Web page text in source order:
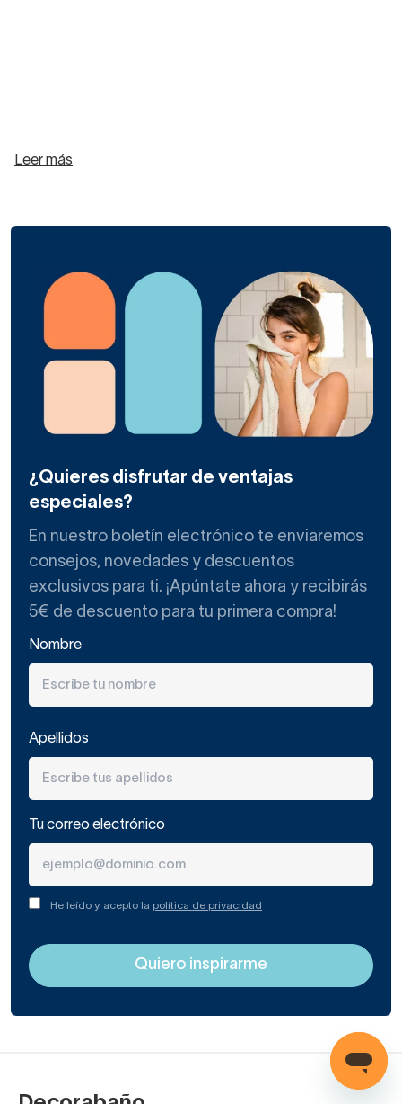
Leer más
¿Quieres disfrutar de ventajas
especiales?
En nuestro boletín electrónico te enviaremos
consejos, novedades y descuentos
exclusivos para ti. ¡Apúntate ahora y recibirás
5€ de descuento para tu primera compra!
Nombre
Apellidos
Tu correo electrónico
He leído y acepto la política de privacidad